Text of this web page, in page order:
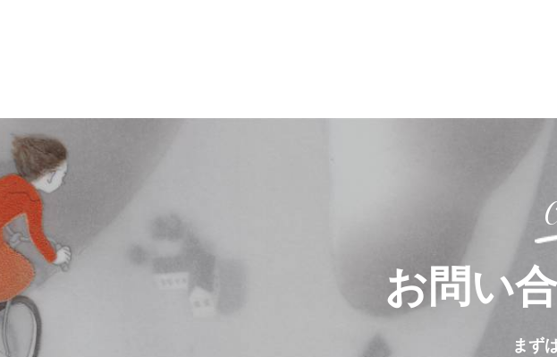
お問い
まず